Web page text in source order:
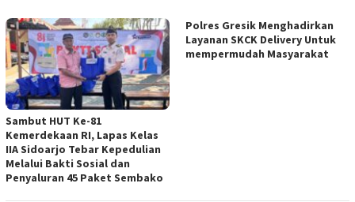
Sambut HUT Ke-81
Kemerdekaan RI, Lapas Kelas
IIA Sidoarjo Tebar Kepedulian
Melalui Bakti Sosial dan
Penyaluran 45 Paket Sembako
Polres Gresik Menghadirkan
Layanan SKCK Delivery Untuk
mempermudah Masyarakat